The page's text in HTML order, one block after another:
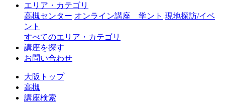
エリア・カテゴリ
高槻センター オンライン講座 学ント 現地探訪/イベ
ント
すべてのエリア・カテゴリ
講座を探す
お問い合わせ
大阪トップ
高槻
講座検索